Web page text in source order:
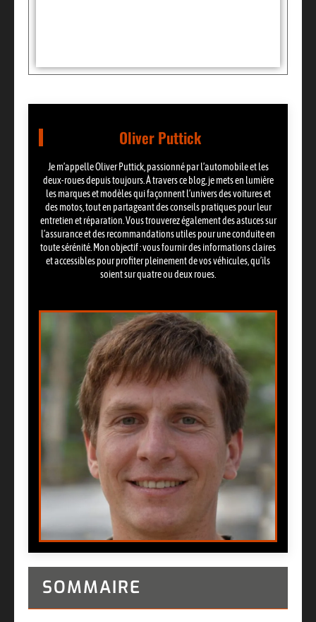
Oliver Puttick
Je m’appelle Oliver Puttick, passionné par l’automobile et les
deux-roues depuis toujours. À travers ce blog, je mets en lumière
les marques et modèles qui façonnent l’univers des voitures et
des motos, tout en partageant des conseils pratiques pour leur
entretien et réparation. Vous trouverez également des astuces sur
l’assurance et des recommandations utiles pour une conduite en
toute sérénité. Mon objectif : vous fournir des informations claires
et accessibles pour profiter pleinement de vos véhicules, qu’ils
soient sur quatre ou deux roues.
SOMMAIRE